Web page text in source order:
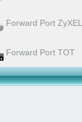
Forward Port
Forward Port TOT